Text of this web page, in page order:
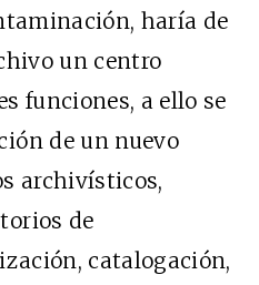
haría de
un centro
funciones, a ello se
de un nuevo
archivísticos,
de
catalogación,